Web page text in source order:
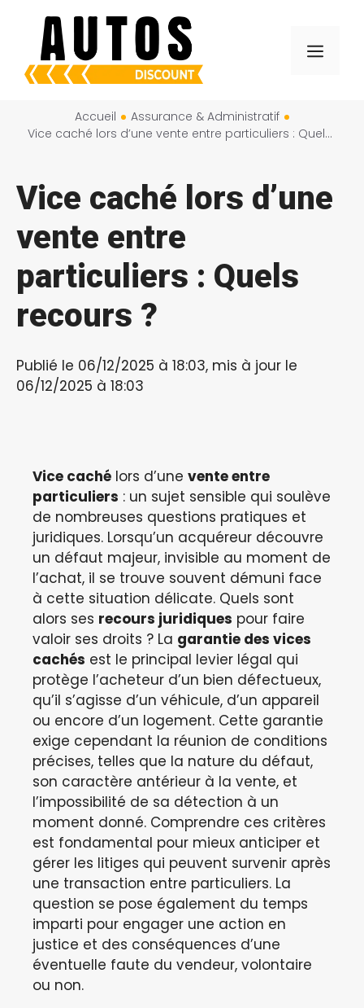
contenu
Menu
Accueil
Assurance & Administratif
Vice caché lors d’une vente entre particuliers : Quels recours ?
Vice caché lors d’une
vente entre
particuliers : Quels
recours ?
Publié le 06/12/2025 à 18:03, mis à jour le
06/12/2025 à 18:03
Vice caché lors d’une vente entre
particuliers : un sujet sensible qui soulève
de nombreuses questions pratiques et
juridiques. Lorsqu’un acquéreur découvre
un défaut majeur, invisible au moment de
l’achat, il se trouve souvent démuni face
à cette situation délicate. Quels sont
alors ses recours juridiques pour faire
valoir ses droits ? La garantie des vices
cachés est le principal levier légal qui
protège l’acheteur d’un bien défectueux,
qu’il s’agisse d’un véhicule, d’un appareil
ou encore d’un logement. Cette garantie
exige cependant la réunion de conditions
précises, telles que la nature du défaut,
son caractère antérieur à la vente, et
l’impossibilité de sa détection à un
moment donné. Comprendre ces critères
est fondamental pour mieux anticiper et
gérer les litiges qui peuvent survenir après
une transaction entre particuliers. La
question se pose également du temps
imparti pour engager une action en
justice et des conséquences d’une
éventuelle faute du vendeur, volontaire
ou non.